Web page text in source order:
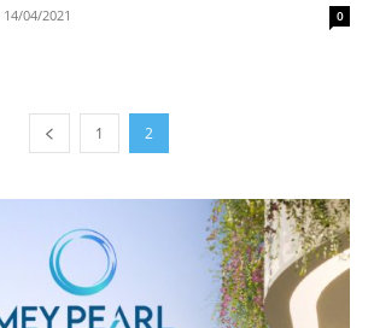
14/04/2021 0
1 2